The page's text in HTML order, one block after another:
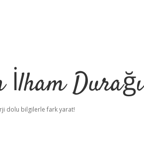
İlham Durağı
dolu bilgilerle fark yarat!